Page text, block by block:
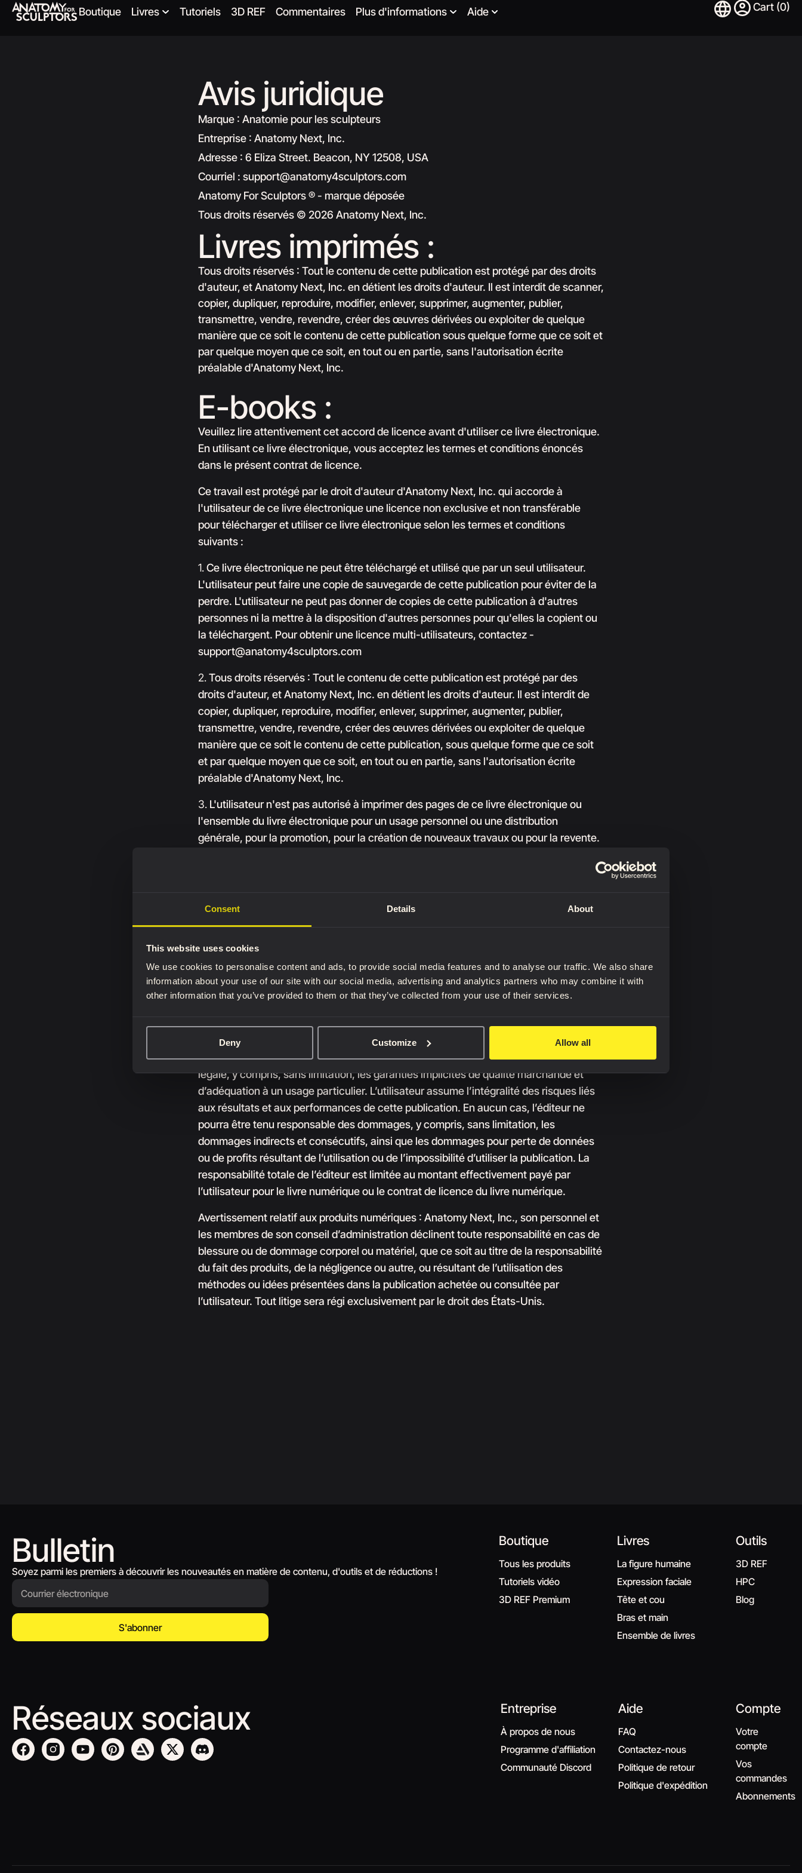
Consent Details About
This website uses cookies
We use cookies to personalise content and ads, to provide social media features and to analyse our traffic. We also share
information about your use of our site with our social media, advertising and analytics partners who may combine it with
other information that you’ve provided to them or that they’ve collected from your use of their services.
Deny Customize Allow all
Boutique Livres Tutoriels 3D REF Commentaires Plus d'informations Aide
Avis juridique
Marque : Anatomie pour les sculpteurs
Entreprise : Anatomy Next, Inc.
Adresse : 6 Eliza Street. Beacon, NY 12508, USA
Courriel : support@anatomy4sculptors.com
Anatomy For Sculptors ® - marque déposée
Tous droits réservés © 2026 Anatomy Next, Inc.
Livres imprimés :
Tous droits réservés : Tout le contenu de cette publication est protégé par des droits
d'auteur, et Anatomy Next, Inc. en détient les droits d'auteur. Il est interdit de scanner,
copier, dupliquer, reproduire, modifier, enlever, supprimer, augmenter, publier,
transmettre, vendre, revendre, créer des œuvres dérivées ou exploiter de quelque
manière que ce soit le contenu de cette publication sous quelque forme que ce soit et
par quelque moyen que ce soit, en tout ou en partie, sans l'autorisation écrite
préalable d'Anatomy Next, Inc.
E-books :
Veuillez lire attentivement cet accord de licence avant d'utiliser ce livre électronique.
En utilisant ce livre électronique, vous acceptez les termes et conditions énoncés
dans le présent contrat de licence.
Ce travail est protégé par le droit d'auteur d'Anatomy Next, Inc. qui accorde à
l'utilisateur de ce livre électronique une licence non exclusive et non transférable
pour télécharger et utiliser ce livre électronique selon les termes et conditions
suivants :
1.Ce livre électronique ne peut être téléchargé et utilisé que par un seul utilisateur.
L'utilisateur peut faire une copie de sauvegarde de cette publication pour éviter de la
perdre. L'utilisateur ne peut pas donner de copies de cette publication à d'autres
personnes ni la mettre à la disposition d'autres personnes pour qu'elles la copient ou
la téléchargent. Pour obtenir une licence multi-utilisateurs, contactez -
support@anatomy4sculptors.com
2.Tous droits réservés : Tout le contenu de cette publication est protégé par des
droits d'auteur, et Anatomy Next, Inc. en détient les droits d'auteur. Il est interdit de
copier, dupliquer, reproduire, modifier, enlever, supprimer, augmenter, publier,
transmettre, vendre, revendre, créer des œuvres dérivées ou exploiter de quelque
manière que ce soit le contenu de cette publication, sous quelque forme que ce soit
et par quelque moyen que ce soit, en tout ou en partie, sans l'autorisation écrite
préalable d'Anatomy Next, Inc.
3. L'utilisateur n'est pas autorisé à imprimer des pages de ce livre électronique ou
l'ensemble du livre électronique pour un usage personnel ou une distribution
générale, pour la promotion, pour la création de nouveaux travaux ou pour la revente.
exigences. Les demandes doivent être envoyées à support@anatomy4sculptors.com
d'auteur ou d'autres droits de propriété est illégale et peut exposer l'acheteur à
d'importants dommages pécuniaires. L'acheteur sera responsable de tout dommage
résultant d'une mauvaise utilisation de cette publication ou de toute violation de cet
accord de licence, y compris toute violation des droits d'auteur ou des droits de
propriété.
informations contenues dans cette publication, ni leur conformité aux exigences des
utilisateurs, ni le fonctionnement ininterrompu et sans erreur de la publication. La
publication est fournie ’ en l’état “, sans aucune garantie, expresse, implicite ou
légale, y compris, sans limitation, les garanties implicites de qualité marchande et
d’adéquation à un usage particulier. L’utilisateur assume l’intégralité des risques liés
aux résultats et aux performances de cette publication. En aucun cas, l’éditeur ne
pourra être tenu responsable des dommages, y compris, sans limitation, les
dommages indirects et consécutifs, ainsi que les dommages pour perte de données
ou de profits résultant de l’utilisation ou de l’impossibilité d’utiliser la publication. La
responsabilité totale de l’éditeur est limitée au montant effectivement payé par
l’utilisateur pour le livre numérique ou le contrat de licence du livre numérique.
Avertissement relatif aux produits numériques : Anatomy Next, Inc., son personnel et
les membres de son conseil d’administration déclinent toute responsabilité en cas de
blessure ou de dommage corporel ou matériel, que ce soit au titre de la responsabilité
du fait des produits, de la négligence ou autre, ou résultant de l’utilisation des
méthodes ou idées présentées dans la publication achetée ou consultée par
l’utilisateur. Tout litige sera régi exclusivement par le droit des États-Unis.
Bulletin
Soyez parmi les premiers à découvrir les nouveautés en matière de contenu, d'outils et de réductions !
S'abonner
Boutique
Tous les produits
Tutoriels vidéo
3D REF Premium
Livres
La figure humaine
Expression faciale
Tête et cou
Bras et main
Ensemble de livres
Outils
3D REF
HPC
Blog
Réseaux sociaux Entreprise
À propos de nous
Programme d'affiliation
Communauté Discord
Aide
FAQ
Contactez-nous
Politique de retour
Politique d'expédition
Compte
Votre
compte
Vos
commandes
Abonnements